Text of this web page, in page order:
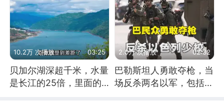
10.2万 次播放 03:25
贝加尔湖深超千米，水量
是长江的25倍，里面的
2.0万 次播放 02:32
巴勒斯坦人勇敢夺枪，当
场反杀两名以军，包括一